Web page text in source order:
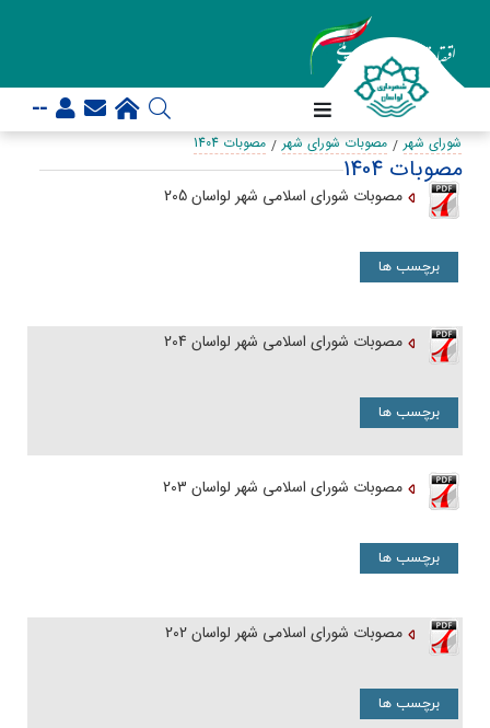
--
شورای شهر مصوبات شورای شهر مصوبات 1404
مصوبات 1404
مصوبات شورای اسلامی شهر لواسان 205
برچسب ها
مصوبات شورای اسلامی شهر لواسان 204
برچسب ها
مصوبات شورای اسلامی شهر لواسان 203
برچسب ها
مصوبات شورای اسلامی شهر لواسان 202
برچسب ها